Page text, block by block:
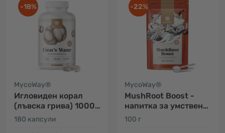
-18%
MycoWay®
Игловиден корал
(лъвска грива) 1000
мг – 5:1 екстракт
180 капсули
-22%
MycoWay®
MushRoot Boost -
напитка за умствена
ефективност
100 г